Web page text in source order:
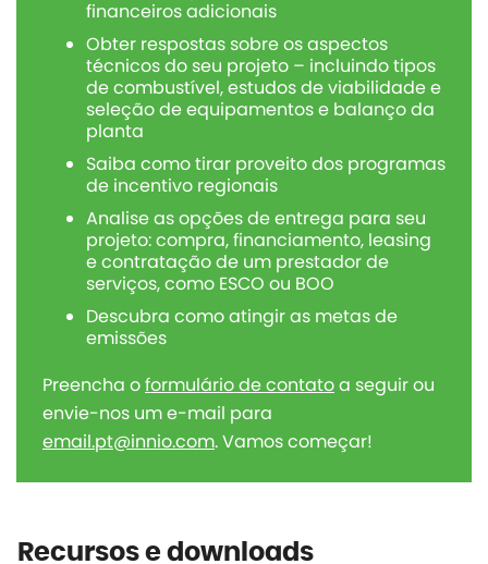
financeiros adicionais
Obter respostas sobre os aspectos
técnicos do seu projeto – incluindo tipos
de combustível, estudos de viabilidade e
seleção de equipamentos e balanço da
planta
Saiba como tirar proveito dos programas
de incentivo regionais
Analise as opções de entrega para seu
projeto: compra, financiamento, leasing
e contratação de um prestador de
serviços, como ESCO ou BOO
Descubra como atingir as metas de
emissões
Preencha oformulário de contatoa seguir ou
envie-nos um e-mail para
email.pt@innio.com. Vamos começar!
Recursos e downloads